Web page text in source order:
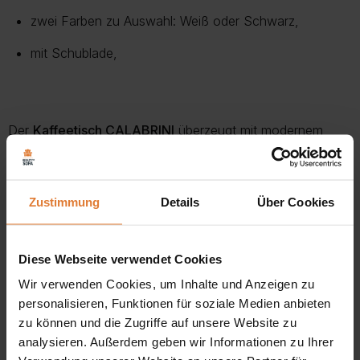
Zustimmung Details Über Cookies
Diese Webseite verwendet Cookies
Wir verwenden Cookies, um Inhalte und Anzeigen zu
personalisieren, Funktionen für soziale Medien anbieten
zu können und die Zugriffe auf unsere Website zu
analysieren. Außerdem geben wir Informationen zu Ihrer
zwei Farben zu Auswahl: Weiß oder Schwarz,
mit Schublade,
DerKaffeetisch CALABRINIüberzeugt mit modernem
Design und durchdachter Funktionalität. Die
glänzenden
ABS-Kantenfür Langlebigkeit sorgen. Die praktische
oder kleine Alltagsgegenstände und hält deine
Wohnlandschaft stets aufgeräumt. Erhältlich inWeiß oder
Schwarz, fügt sich dieser elegante Couchtisch
harmonisch in jedes Interieur ein. Kombiniere ihn mit